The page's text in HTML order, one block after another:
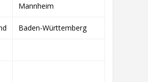
Mannheim
Baden-Württemberg